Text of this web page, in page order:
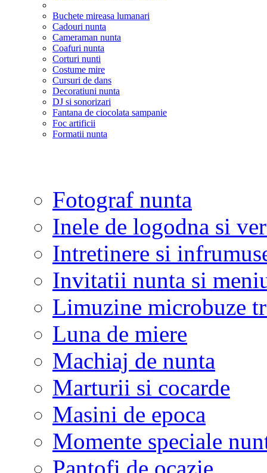
Buchete mireasa lumanari
Cadouri nunta
Cameraman nunta
Coafuri nunta
Corturi nunti
Costume mire
Cursuri de dans
Decoratiuni nunta
DJ si sonorizari
Fantana de ciocolata sampanie
Foc artificii
Formatii nunta
Fotograf nunta
Inele de logodna si
Intretinere si
Invitatii nunta si
Limuzine microbuze
Luna de miere
Machiaj de nunta
Marturii si cocarde
Masini de epoca
Momente speciale
Pantofi de ocazie